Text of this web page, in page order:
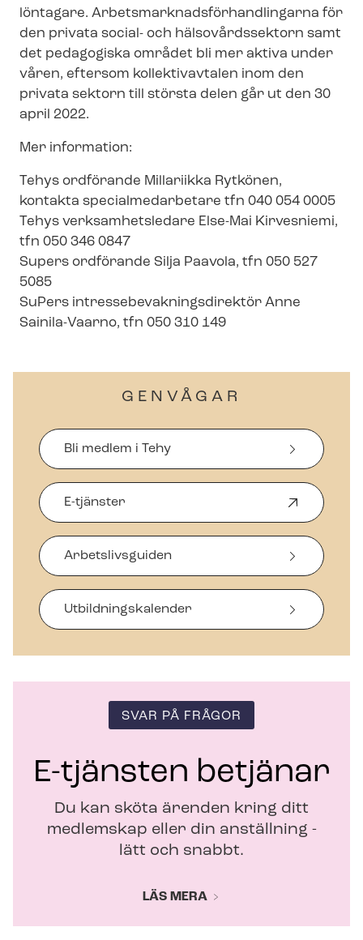
löntagare. Ar­bets­mark­nads­för­hand­ling­ar­na för
den privata social- och hälsovårdssektorn samt
det pedagogiska området bli mer aktiva under
våren, eftersom kollektivavtalen inom den
privata sektorn till största delen går ut den 30
april 2022.
Mer information:
Tehys ordförande Millariikka Rytkönen,
kontakta spe­ci­al­med­ar­be­ta­re tfn 040 054 0005
Tehys verksamhetsledare Else-Mai Kirvesniemi,
tfn 050 346 0847
Supers ordförande Silja Paavola, tfn 050 527
5085
SuPers in­tres­se­be­vak­nings­di­rek­tör Anne
Sainila-Vaarno, tfn 050 310 149
GENVÅGAR
Bli medlem i Tehy
E-tjänster
p
n
a
s
i
t
e
r
Arbetslivsguiden
Ut­bild­nings­ka­len­der
SVAR PÅ FRÅGOR
E-tjänsten betjänar
Du kan sköta ärenden kring ditt
medlemskap eller din anställning -
lätt och snabbt.
LÄS MERA